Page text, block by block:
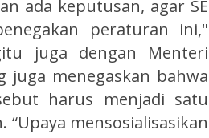
ada keputusan, agar SE
peraturan ini,"
juga dengan Menteri
juga menegaskan bahwa
harus menjadi satu
mensosialisasikan